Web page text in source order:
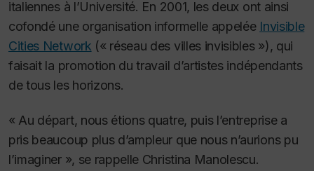
italiennes à l’Université. En 2001, les deux ont ainsi
cofondé une organisation informelle appelée Invisible
Cities Network (« réseau des villes invisibles »), qui
faisait la promotion du travail d’artistes indépendants
de tous les horizons.
« Au départ, nous étions quatre, puis l’entreprise a
pris beaucoup plus d’ampleur que nous n’aurions pu
l’imaginer », se rappelle Christina Manolescu.